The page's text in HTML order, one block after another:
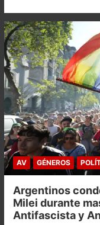
AV GÉNEROS
Argentinos
Milei durante
Antifascista y